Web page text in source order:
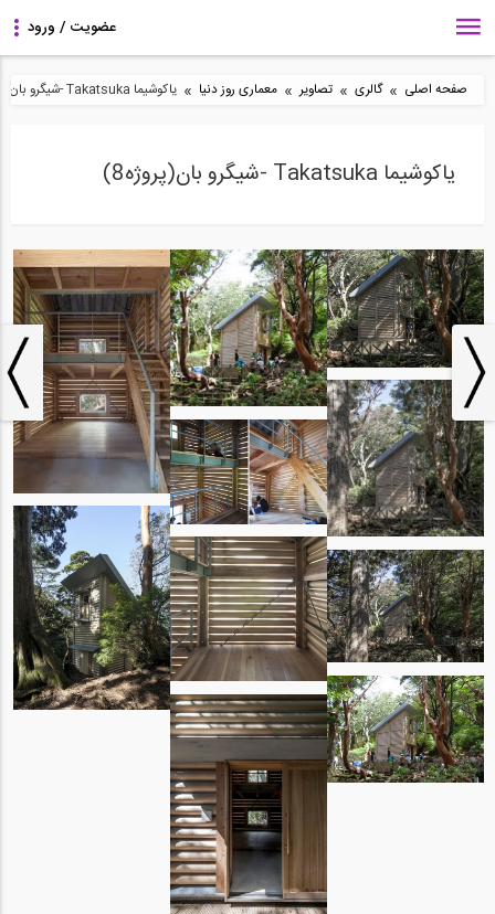
صفحه اصلی » گالری » تصاویر » معماری روز دنیا » یاکوشیما Takatsuka -شیگرو بان(پروژه8)
یاکوشیما Takatsuka -شیگرو بان(پروژه8)